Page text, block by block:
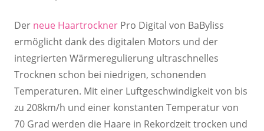
Der neue Haartrockner Pro Digital von BaByliss
ermöglicht dank des digitalen Motors und der
integrierten Wärmeregulierung ultraschnelles
Trocknen schon bei niedrigen, schonenden
Temperaturen. Mit einer Luftgeschwindigkeit von bis
zu 208km/h und einer konstanten Temperatur von
70 Grad werden die Haare in Rekordzeit trocken und